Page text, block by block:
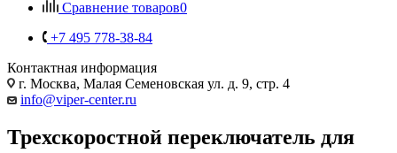
Сравнение товаров0
+7 495 778-38-84
Контактная информация
г. Москва, Малая Семеновская ул. д. 9, стр. 4
info@viper-center.ru
Трехскоростной переключатель для